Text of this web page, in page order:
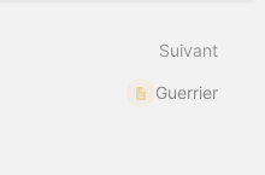
Suivant
Guerrier